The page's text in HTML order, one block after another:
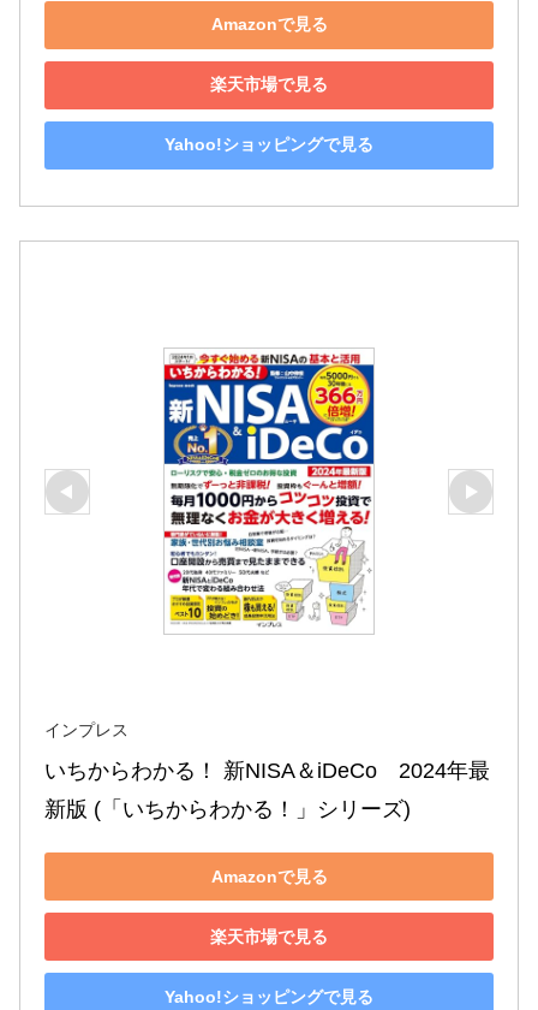
Amazonで見る
楽天市場で見る
Yahoo!ショッピングで見る
インプレス
いちからわかる！ 新NISA＆iDeCo　2024年最
新版 (「いちからわかる！」シリーズ)
Amazonで見る
楽天市場で見る
Yahoo!ショッピングで見る